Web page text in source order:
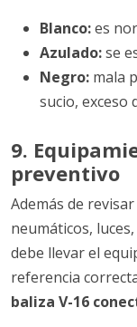
Blanco:es
Azulado:se
Negro: mala
sucio, exceso
9.
preventivo
Además de
neumáticos,
debe llevar el
referencia
baliza V-16